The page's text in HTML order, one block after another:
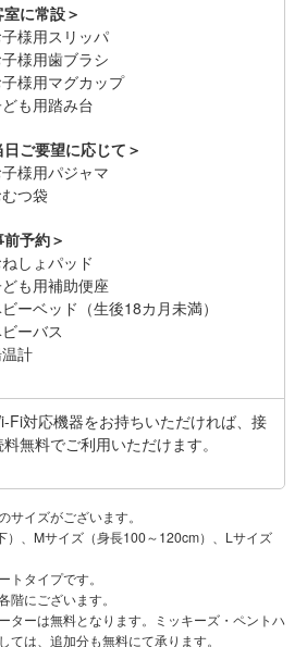
室に常設＞
様用スリッパ
様用歯ブラシ
様用マグカップ
も用踏み台
日ご要望に応じて＞
様用パジャマ
つ袋
前予約＞
しょパッド
も用補助便座
ーベッド（生後18カ月未満）
ーバス
計
Fi対応機器をお持ちいただければ、接
料無料でご利用いただけます。
サイズがございます。
）、Mサイズ（身長100～120cm）、Lサイズ
トタイプです。
階にございます。
ターは無料となります。ミッキーズ・ペントハ
ては、追加分も無料にて承ります。